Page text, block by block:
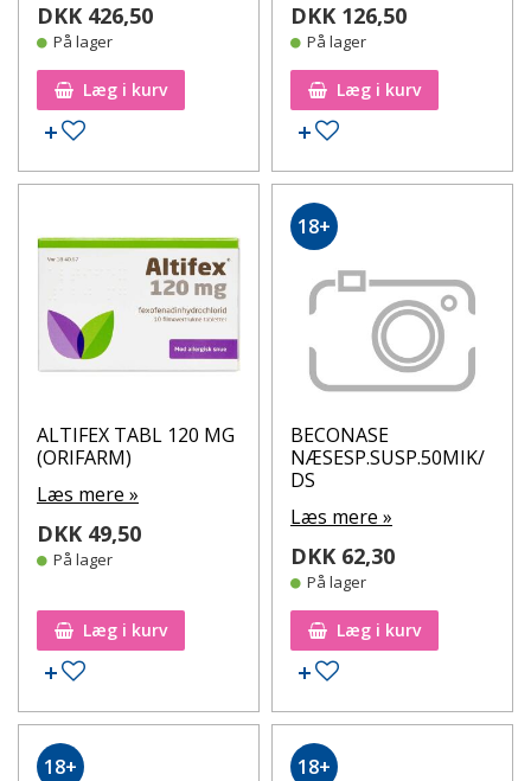
DKK 426,50
På lager
Læg i kurv
Tilføj til ønskeseddel
DKK 126,50
På lager
Læg i kurv
Tilføj til ønskeseddel
ALTIFEX TABL 120 MG
(ORIFARM)
Læs mere »
DKK 49,50
På lager
Læg i kurv
Tilføj til ønskeseddel
18+
BECONASE
NÆSESP.SUSP.50MIK/
DS
Læs mere »
DKK 62,30
På lager
Læg i kurv
Tilføj til ønskeseddel
18+ 18+